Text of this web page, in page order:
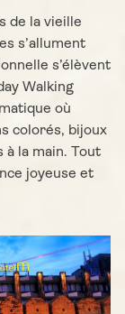
de la vieille
s’allument
s’élèvent
Walking
où
colorés, bijoux
à la main. Tout
joyeuse et